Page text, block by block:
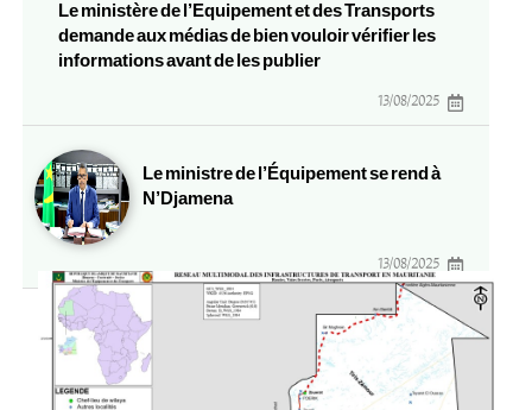
Le ministère de l’Equipement et des Transports
demande aux médias de bien vouloir vérifier les
informations avant de les publier
13/08/2025
Le ministre de l’Équipement se rend à
N’Djamena
13/08/2025